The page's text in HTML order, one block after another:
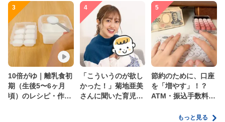
3
10倍がゆ｜離乳食初
期（生後5〜6ヶ月
頃）のレシピ・作り
4
「こういうのが欲し
かった！」菊地亜美
さんに聞いた育児
5
節約のために、口座
を「増やす」！？
ATM・振込手数料の
家計管理術もっと見る